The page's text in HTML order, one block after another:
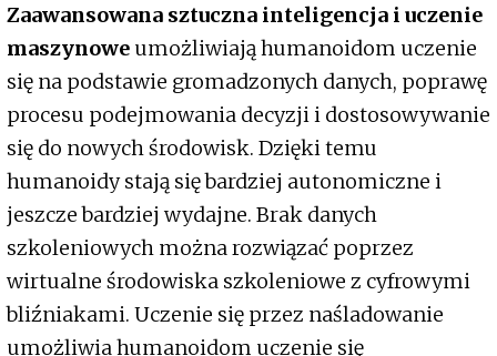
Zaawansowana sztuczna inteligencja i uczenie
maszynowe umożliwiają humanoidom uczenie
się na podstawie gromadzonych danych, poprawę
procesu podejmowania decyzji i dostosowywanie
się do nowych środowisk. Dzięki temu
humanoidy stają się bardziej autonomiczne i
jeszcze bardziej wydajne. Brak danych
szkoleniowych można rozwiązać poprzez
wirtualne środowiska szkoleniowe z cyfrowymi
bliźniakami. Uczenie się przez naśladowanie
umożliwia humanoidom uczenie się